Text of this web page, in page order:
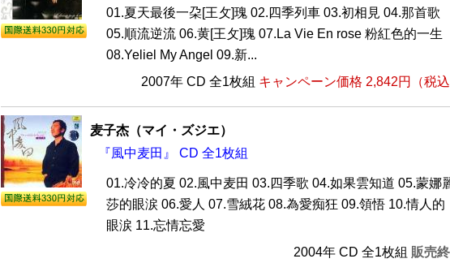
01.夏天最後一朶[王攵]瑰 02.四季列車 03.初相見 04.那首歌
05.順流逆流 06.黄[王攵]瑰 07.La Vie En rose 粉紅色的一生
08.Yeliel My Angel 09.新...
2007年 CD 全1枚組 キャンペーン価格 2,842円（税込
麦子杰（マイ・ズジエ）
『風中麦田』 CD 全1枚組
01.冷冷的夏 02.風中麦田 03.四季歌 04.如果雲知道 05.蒙娜
莎的眼涙 06.愛人 07.雪絨花 08.為愛痴狂 09.領悟 10.情人的
眼涙 11.忘情忘愛
2004年 CD 全1枚組 販売